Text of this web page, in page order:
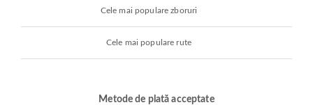
Cele mai populare zboruri
Cele mai populare rute
Metode de plată acceptate